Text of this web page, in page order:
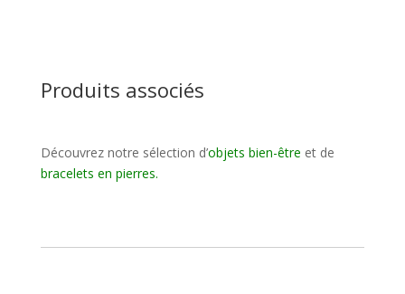
Produits associés
Découvrez notre sélection d’objets bien-être et de
bracelets en pierres.